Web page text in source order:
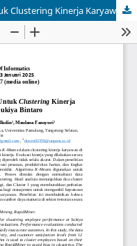
Penerapan Algoritma K-Means Untuk Clustering Kinerja Karyawan Restoran Sukiya Bintaro